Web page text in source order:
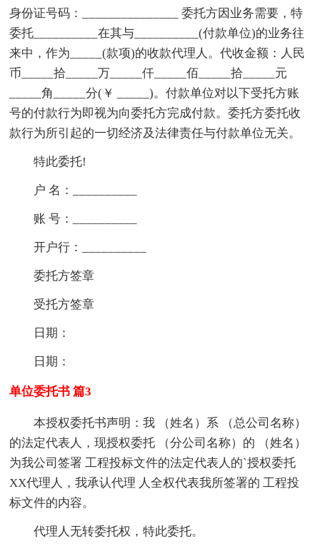
身份证号码：_______________ 委托方因业务需要，特
委托__________在其与__________(付款单位)的业务往
来中，作为_____(款项)的收款代理人。代收金额：人民
币_____拾_____万_____仟_____佰_____拾_____元
_____角_____分(￥ _____)。付款单位对以下受托方账
号的付款行为即视为向委托方完成付款。委托方委托收
款行为所引起的一切经济及法律责任与付款单位无关。
特此委托!
户 名：__________
账 号：__________
开户行：__________
委托方签章
受托方签章
日期：
日期：
单位委托书 篇3
本授权委托书声明：我 （姓名）系 （总公司名称）
的法定代表人，现授权委托 （分公司名称）的 （姓名）
为我公司签署 工程投标文件的法定代表人的`授权委托
XX代理人，我承认代理 人全权代表我所签署的 工程投
标文件的内容。
代理人无转委托权，特此委托。